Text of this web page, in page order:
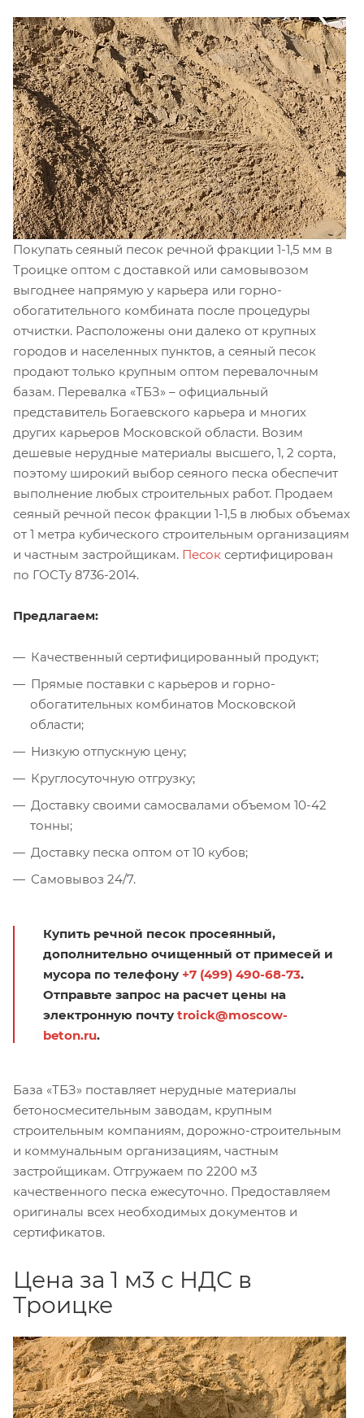
Покупать сеяный песок речной фракции 1-1,5 мм в
Троицке оптом с доставкой или самовывозом
выгоднее напрямую у карьера или горно-
обогатительного комбината после процедуры
отчистки. Расположены они далеко от крупных
городов и населенных пунктов, а сеяный песок
продают только крупным оптом перевалочным
базам. Перевалка «ТБЗ» – официальный
представитель Богаевского карьера и многих
других карьеров Московской области. Возим
дешевые нерудные материалы высшего, 1, 2 сорта,
поэтому широкий выбор сеяного песка обеспечит
выполнение любых строительных работ. Продаем
сеяный речной песок фракции 1-1,5 в любых объемах
от 1 метра кубического строительным организациям
и частным застройщикам. Песок сертифицирован
по ГОСТу 8736-2014.
Предлагаем:
Качественный сертифицированный продукт;
Прямые поставки с карьеров и горно-
обогатительных комбинатов Московской
области;
Низкую отпускную цену;
Круглосуточную отгрузку;
Доставку своими самосвалами объемом 10-42
тонны;
Доставку песка оптом от 10 кубов;
Самовывоз 24/7.
Купить речной песок просеянный,
дополнительно очищенный от примесей и
мусора по телефону +7 (499) 490-68-73.
Отправьте запрос на расчет цены на
электронную почту troick@moscow-
beton.ru.
База «ТБЗ» поставляет нерудные материалы
бетоносмесительным заводам, крупным
строительным компаниям, дорожно-строительным
и коммунальным организациям, частным
застройщикам. Отгружаем по 2200 м3
качественного песка ежесуточно. Предоставляем
оригиналы всех необходимых документов и
сертификатов.
Цена за 1 м3 с НДС в
Троицке